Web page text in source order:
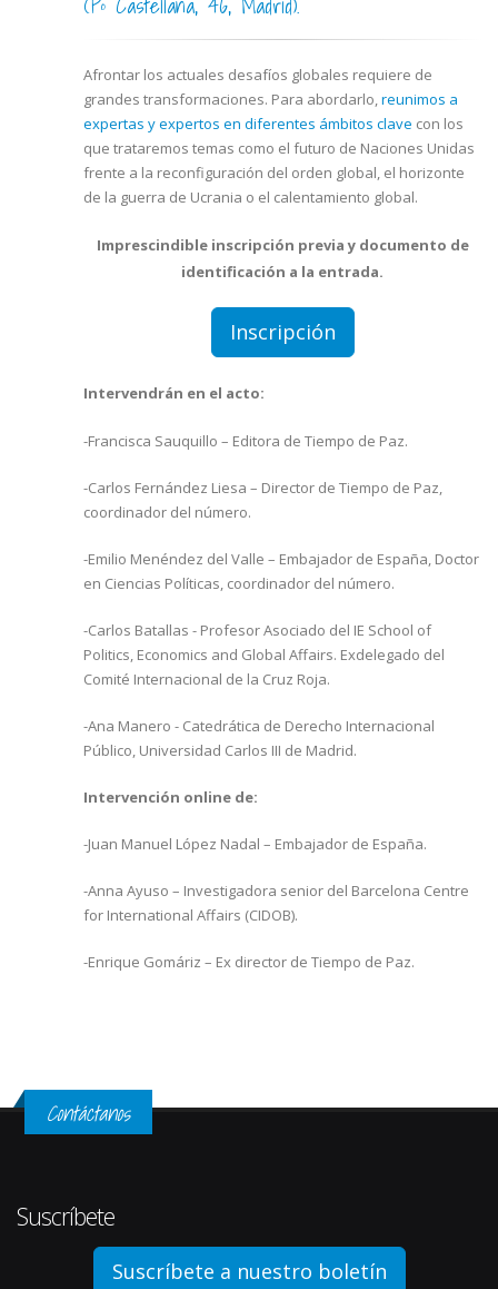
Afrontar los actuales desafíos globales requiere de
grandes transformaciones. Para abordarlo, reunimos a
expertas y expertos en diferentes ámbitos clave con los
que trataremos temas como el futuro de Naciones Unidas
frente a la reconfiguración del orden global, el horizonte
de la guerra de Ucrania o el calentamiento global.
Imprescindible inscripción previa y documento de
identificación a la entrada.
Inscripción
Intervendrán en el acto:
-Francisca Sauquillo – Editora de Tiempo de Paz.
-Carlos Fernández Liesa – Director de Tiempo de Paz,
coordinador del número.
-Emilio Menéndez del Valle – Embajador de España, Doctor
en Ciencias Políticas, coordinador del número.
-Carlos Batallas - Profesor Asociado del IE School of
Politics, Economics and Global Affairs. Exdelegado del
Comité Internacional de la Cruz Roja.
-Ana Manero - Catedrática de Derecho Internacional
Público, Universidad Carlos III de Madrid.
Intervención online de:
-Juan Manuel López Nadal – Embajador de España.
-Anna Ayuso – Investigadora senior del Barcelona Centre
for International Affairs (CIDOB).
-Enrique Gomáriz – Ex director de Tiempo de Paz.
Contáctanos
Suscríbete
Suscríbete a nuestro boletín